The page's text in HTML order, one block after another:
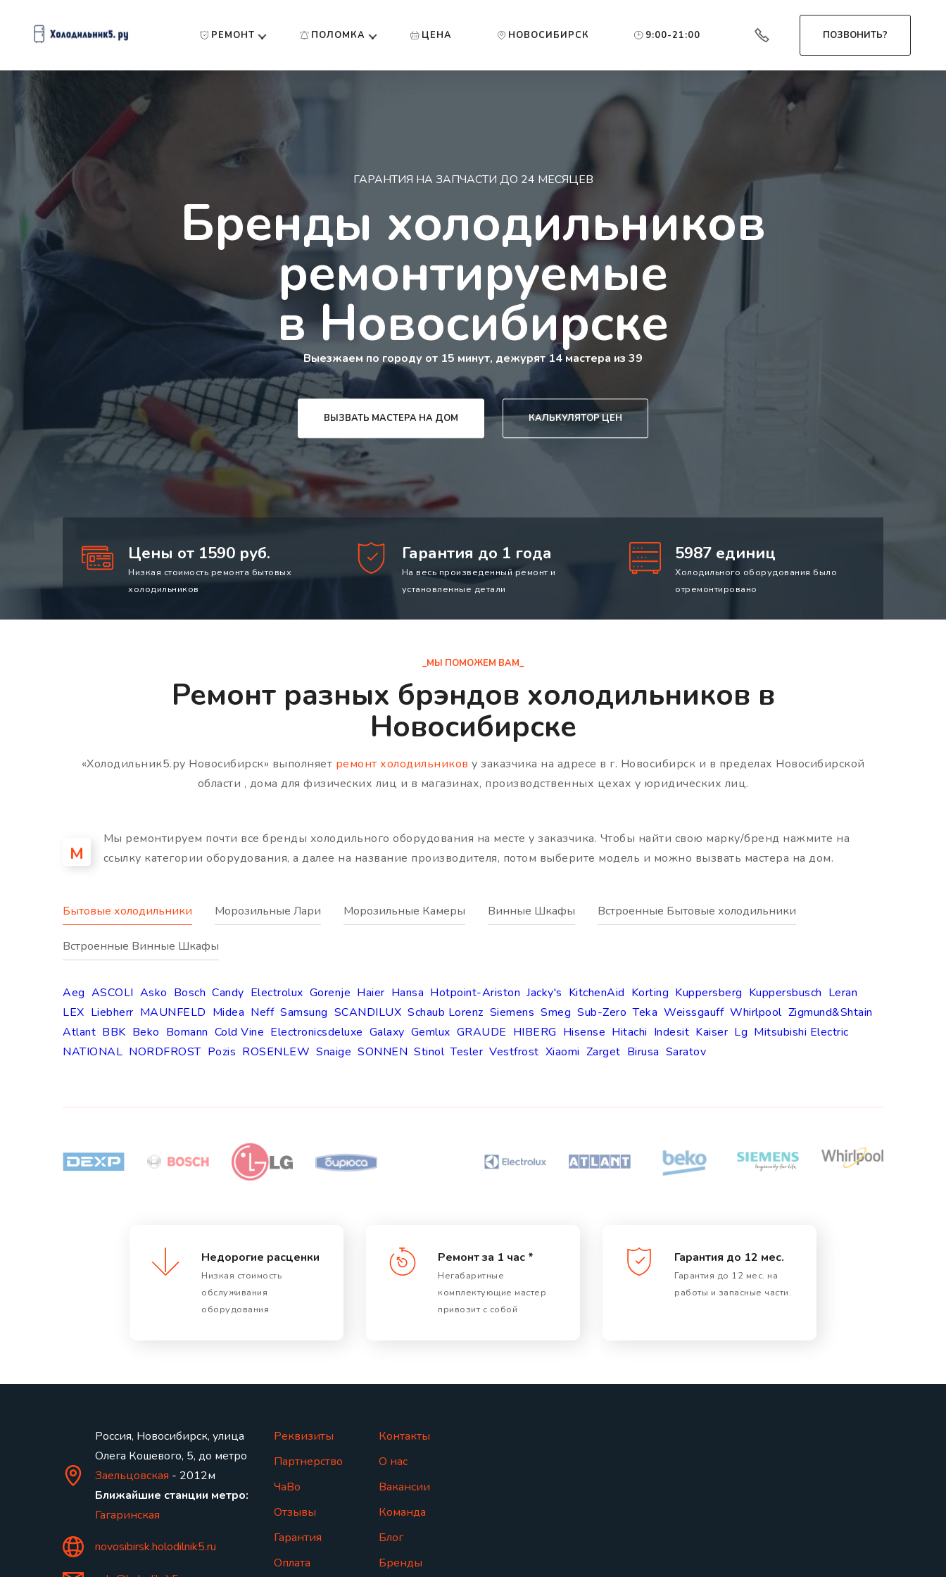
РЕМОНТ ПОЛОМКА ЦЕНА НОВОСИБИРСК 9:00-21:00 ПОЗВОНИТЬ?
ГАРАНТИЯ НА ЗАПЧАСТИ ДО 24 МЕСЯЦЕВ
Бренды холодильников
ремонтируемые
в Новосибирске
Выезжаем по городу от 15 минут, дежурят 14 мастера из 39
ВЫЗВАТЬ МАСТЕРА НА ДОМ КАЛЬКУЛЯТОР ЦЕН
Цены от 1590 руб.
Низкая стоимость ремонта бытовых
холодильников
Гарантия до 1 года
На весь произведенный ремонт и
установленные детали
5987 единиц
Холодильного оборудования было
отремонтировано
_МЫ ПОМОЖЕМ ВАМ_
Ремонт разных брэндов холодильников в
Новосибирске
«Холодильник5.ру Новосибирск» выполняет ремонт холодильников у заказчика на адресе в г. Новосибирск и в пределах Новосибирской
области , дома для физических лиц и в магазинах, производственных цехах у юридических лиц.
М
Мы ремонтируем почти все бренды холодильного оборудования на месте у заказчика. Чтобы найти свою марку/бренд нажмите на
ссылку категории оборудования, а далее на название производителя, потом выберите модель и можно вызвать мастера на дом.
Бытовые холодильники
Aeg ASCOLI Asko Bosch Candy Electrolux Gorenje Haier Hansa Hotpoint-Ariston Jacky's KitchenAid Korting Kuppersberg Kuppersbusch Leran
LEX Liebherr MAUNFELD Midea Neff Samsung SCANDILUX Schaub Lorenz Siemens Smeg Sub-Zero Teka Weissgauff Whirlpool Zigmund&Shtain
Atlant BBK Beko Bomann Cold Vine Electronicsdeluxe Galaxy Gemlux GRAUDE HIBERG Hisense Hitachi Indesit Kaiser Lg Mitsubishi Electric
NATIONAL NORDFROST Pozis ROSENLEW Snaige SONNEN Stinol Tesler Vestfrost Xiaomi Zarget Birusa Saratov
Морозильные Лари Морозильные Камеры Винные Шкафы Встроенные Бытовые холодильники
Встроенные Винные Шкафы
Недорогие расценки
Низкая стоимость
обслуживания
оборудования
Ремонт за 1 час *
Негабаритные
комплектующие мастер
привозит с собой
Гарантия до 12 мес.
Гарантия до 12 мес. на
работы и запасные части.
Россия, Новосибирск, улица
Олега Кошевого, 5, до метро
Заельцовская - 2012м
Ближайшие станции метро:
Гагаринская
novosibirsk.holodilnik5.ru
Реквизиты
Партнерство
ЧаВо
Отзывы
Гарантия
Оплата
Контакты
О нас
Вакансии
Команда
Блог
Бренды